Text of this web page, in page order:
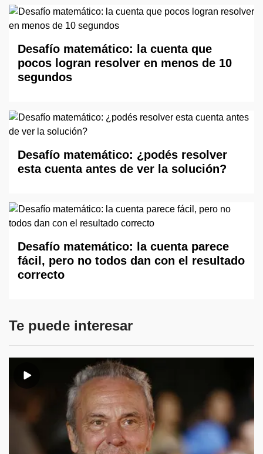
Desafío matemático: la cuenta que
pocos logran resolver en menos de 10
segundos
Desafío matemático: ¿podés resolver
esta cuenta antes de ver la solución?
Desafío matemático: la cuenta parece
fácil, pero no todos dan con el resultado
correcto
Te puede interesar